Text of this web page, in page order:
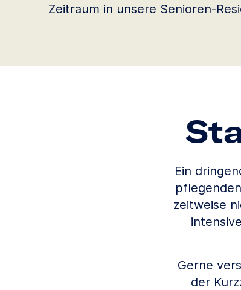
Zeitraum in unsere Senioren-
Ein
zeitweise
Gerne
der